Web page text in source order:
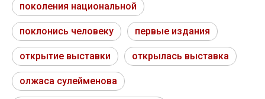
поколения национальной
поклонись человеку первые издания
открытие выставки открылась выставка
олжаса сулейменова